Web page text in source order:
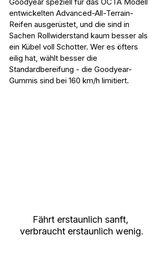
Goodyear speziell für das OCTA Modell
entwickelten Advanced-All-Terrain-
Reifen ausgerüstet, und die sind in
Sachen Rollwiderstand kaum besser als
ein Kübel voll Schotter. Wer es öfters
eilig hat, wählt besser die
Standardbereifung - die Goodyear-
Gummis sind bei 160 km/h limitiert.
Fährt erstaunlich sanft,
verbraucht erstaunlich wenig.